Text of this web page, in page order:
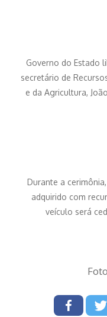
Governo do Estado
secretário de
e da Agricultura,
Durante a
adquirido com
veículo será